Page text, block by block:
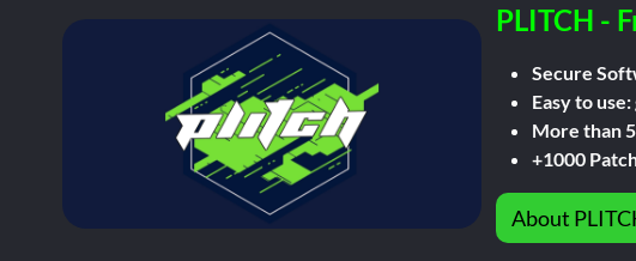
PLITCH -
Secure
Easy to
More than
+1000
About